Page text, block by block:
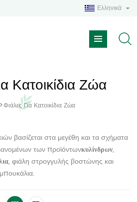
Ελληνικά
Κατοικίδια Ζώα
>Φιάλες Για Κατοικίδια Ζώα
βασίζεται στα μεγέθη και τα σχήματα
των προϊόντωνκυλίνδρων,
, φιάλη στρογγυλής βοστώνης και